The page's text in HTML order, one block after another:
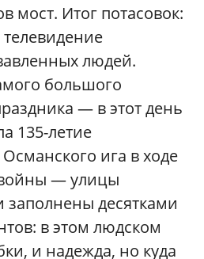
мост. Итог потасовок:
людей.
большого
— в этот день
135-летие
ига в ходе
войны — улицы
десятками
в этом людском
и надежда, но куда